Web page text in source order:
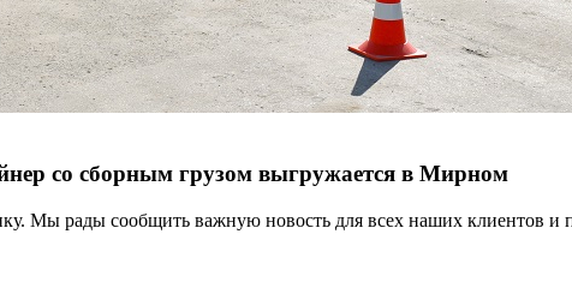
со сборным грузом выгружается в Мирном
Мы рады сообщить важную новость для всех наших клиентов и